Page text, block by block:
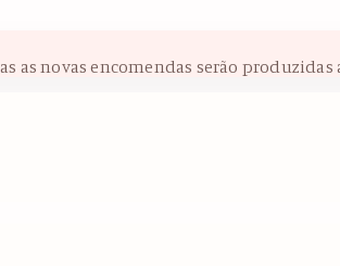
as novas encomendas serão produzidas